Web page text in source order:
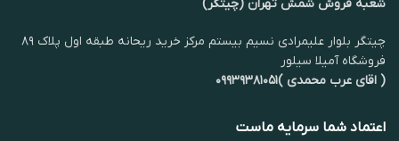
شعبه فروش شمش تهران (چیتگر)
چیتگر بلوار علیمرادی نسیم بیستم مرکز خرید ریحانه طبقه اول پلاک ۸۹
فروشگاه آمیلا سیلور
( اقای عرب محمدی )۰۹۹۳۹۳۸۱۰۵۱
اعتماد شما سرمایه ماست